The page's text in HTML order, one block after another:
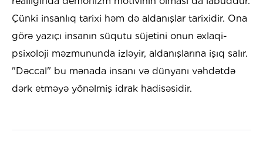
Çünki insanlıq tarixi həm də aldanışlar tarixidir. Ona
görə yazıçı insanın süqutu süjetini onun əxlaqi-
psixoloji məzmununda izləyir, aldanışlarına işıq salır.
"Dəccal" bu mənada insanı və dünyanı vəhdətdə
dərk etməyə yönəlmiş idrak hadisəsidir.